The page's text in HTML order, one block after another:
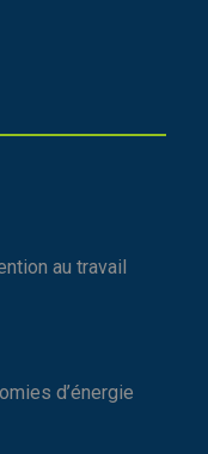
au travail
d’énergie